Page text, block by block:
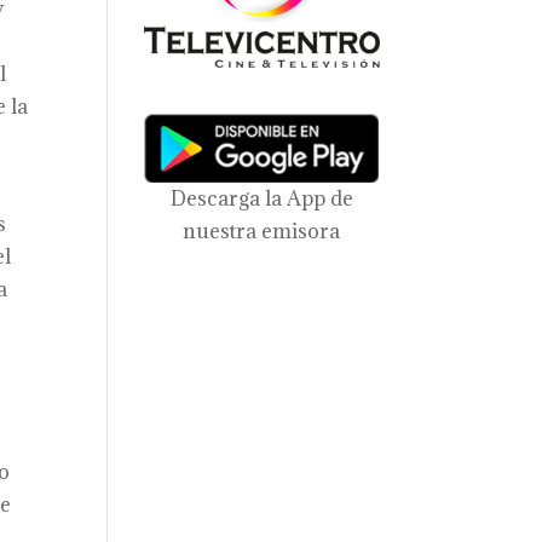
la
Descarga la App de
nuestra emisora